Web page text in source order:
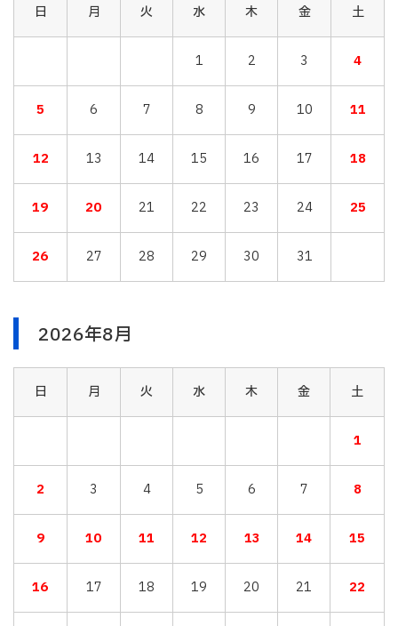
日 月 火 水 木 金 土
1 2 3 4
5 6 7 8 9 10 11
12 13 14 15 16 17 18
19 20 21 22 23 24 25
26 27 28 29 30 31
2026年8月
日 月 火 水 木 金 土
1
2 3 4 5 6 7 8
9 10 11 12 13 14 15
16 17 18 19 20 21 22